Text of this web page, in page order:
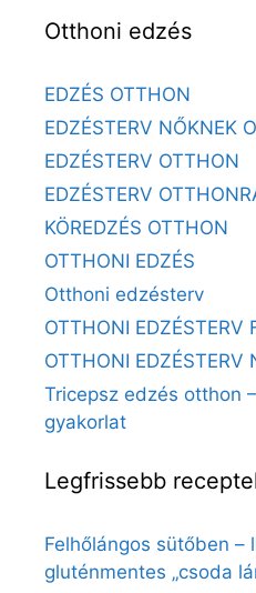
Otthoni edzés
EDZÉS OTTHON
EDZÉSTERV NŐKNEK
EDZÉSTERV OTTHON
EDZÉSTERV
KÖREDZÉS OTTHON
OTTHONI EDZÉS
Otthoni edzésterv
OTTHONI EDZÉSTERV
OTTHONI EDZÉSTERV
Tricepsz edzés otthon
gyakorlat
Legfrissebb
Felhőlángos sütőben –
gluténmentes „csoda